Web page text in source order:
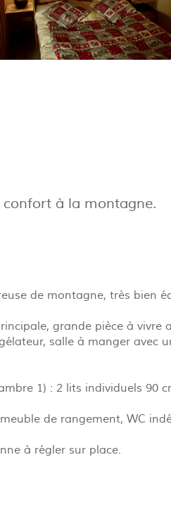
à la montagne.
de montagne, très bien
grande pièce à
salle à manger avec
1) : 2 lits individuels 90
de rangement, WC
à régler sur place.